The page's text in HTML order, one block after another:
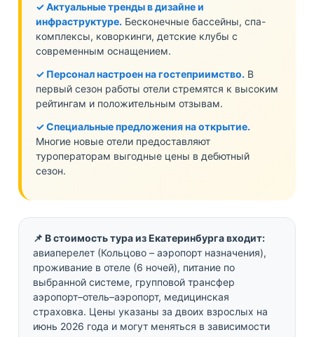
✓ Актуальные тренды в дизайне и
инфраструктуре. Бесконечные бассейны, спа-
комплексы, коворкинги, детские клубы с
современным оснащением.
✓ Персонал настроен на гостеприимство. В
первый сезон работы отели стремятся к высоким
рейтингам и положительным отзывам.
✓ Специальные предложения на открытие.
Многие новые отели предоставляют
туроператорам выгодные цены в дебютный
сезон.
📌 В стоимость тура из Екатеринбурга входит:
авиаперелет (Кольцово – аэропорт назначения),
проживание в отеле (6 ночей), питание по
выбранной системе, групповой трансфер
аэропорт–отель–аэропорт, медицинская
страховка. Цены указаны за двоих взрослых на
июнь 2026 года и могут меняться в зависимости